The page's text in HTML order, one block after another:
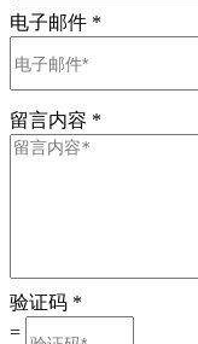
电子邮件 *
留言内容 *
验证码 *
=